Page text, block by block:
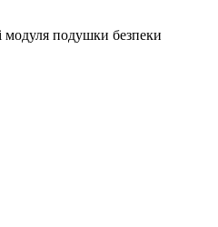
модуля подушки безпеки